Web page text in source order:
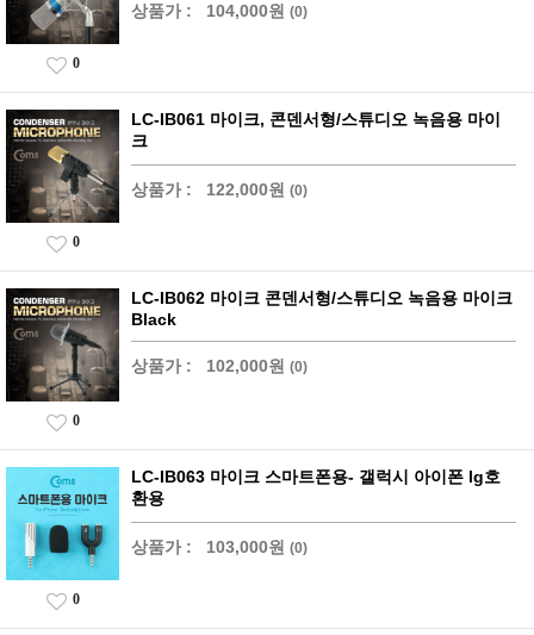
상품가 : 104,000원 (0)
0
LC-IB061 마이크, 콘덴서형/스튜디오 녹음용 마이
크
상품가 : 122,000원 (0)
0
LC-IB062 마이크 콘덴서형/스튜디오 녹음용 마이크
Black
상품가 : 102,000원 (0)
0
LC-IB063 마이크 스마트폰용- 갤럭시 아이폰 lg호
환용
상품가 : 103,000원 (0)
0